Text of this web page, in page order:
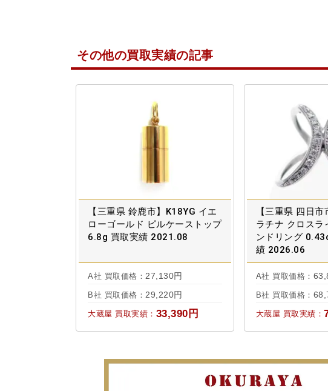
その他の買取実績の記事
【三重県 鈴鹿市】K18YG イエ
ローゴールド ピルケーストップ
6.8g 買取実績 2021.08
A社 買取価格： 27,130円
B社 買取価格： 29,220円
大蔵屋 買取実績： 33,390円
【三重県 四日
ラチナ クロスラ
ンドリング
績 2026.06
A社 買取価格：
B社 買取価格：
大蔵屋 買取実績：